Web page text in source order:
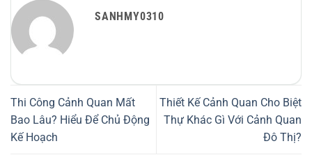
SANHMY0310
Thi Công Cảnh Quan Mất
Bao Lâu? Hiểu Để Chủ Động
Kế Hoạch
Thiết Kế Cảnh Quan Cho Biệt
Thự Khác Gì Với Cảnh Quan
Đô Thị?